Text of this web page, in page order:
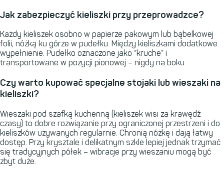
Jak zabezpieczyć kieliszki przy przeprowadzce?
Każdy kieliszek osobno w papierze pakowym lub bąbelkowej
folii, nóżką ku górze w pudełku. Między kieliszkami dodatkowe
wypełnienie. Pudełko oznaczone jako “kruche” i
transportowane w pozycji pionowej – nigdy na boku.
Czy warto kupować specjalne stojaki lub wieszaki na
kieliszki?
Wieszaki pod szafką kuchenną (kieliszek wisi za krawędź
czasy) to dobre rozwiązanie przy ograniczonej przestrzeni i do
kieliszków używanych regularnie. Chronią nóżkę i dają łatwy
dostęp. Przy krysztale i delikatnym szkle lepiej jednak trzymać
się tradycyjnych półek – wibracje przy wieszaniu mogą być
zbyt duże.